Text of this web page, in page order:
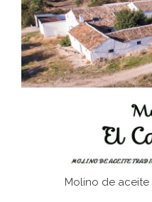
Juntar las letras. La
afán de saber a la
Historia y vivencias del
Molino de